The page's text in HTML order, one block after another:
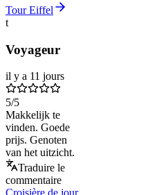
Tour Eiffel
t
Voyageur
il y a 11 jours
5/5
Makkelijk te
vinden. Goede
prijs. Genoten
van het uitzicht.
Traduire le
commentaire